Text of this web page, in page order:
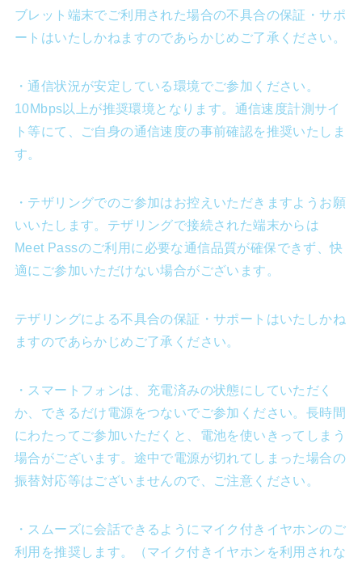
ブレット端末でご利用された場合の不具合の保証・サポ
ートはいたしかねますのであらかじめご了承ください。
・通信状況が安定している環境でご参加ください。
10Mbps以上が推奨環境となります。通信速度計測サイ
ト等にて、ご自身の通信速度の事前確認を推奨いたしま
す。
・テザリングでのご参加はお控えいただきますようお願
いいたします。テザリングで接続された端末からは
Meet Passのご利用に必要な通信品質が確保できず、快
適にご参加いただけない場合がございます。
テザリングによる不具合の保証・サポートはいたしかね
ますのであらかじめご了承ください。
・スマートフォンは、充電済みの状態にしていただく
か、できるだけ電源をつないでご参加ください。長時間
にわたってご参加いただくと、電池を使いきってしまう
場合がございます。途中で電源が切れてしまった場合の
振替対応等はございませんので、ご注意ください。
・スムーズに会話できるようにマイク付きイヤホンのご
利用を推奨します。（マイク付きイヤホンを利用されな